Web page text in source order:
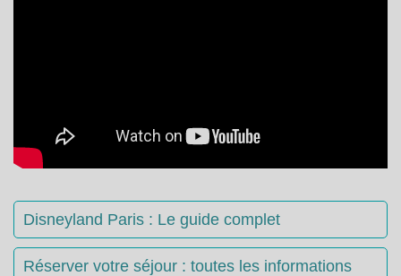
Disneyland Paris : Le guide complet
Réserver votre séjour : toutes les informations